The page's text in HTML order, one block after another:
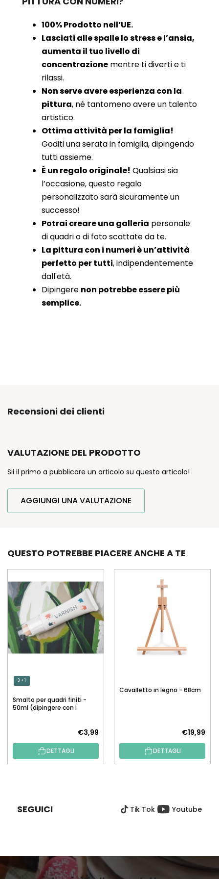
100% Prodotto nell’UE.
Lasciati alle spalle lo stress e l’ansia,
aumenta il tuo livello di
concentrazione mentre ti diverti e ti
rilassi.
Non serve avere esperienza con la
pittura, né tantomeno avere un talento
artistico.
Ottima attività per la famiglia!
Goditi una serata in famiglia, dipingendo
tutti assieme.
È un regalo originale! Qualsiasi sia
l’occasione, questo regalo
personalizzato sarà sicuramente un
successo!
Potrai creare una galleria personale
di quadri o di foto scattate da te.
La pittura con i numeri è un’attività
perfetto per tutti, indipendentemente
dall'età.
Dipingere non potrebbe essere più
semplice.
Recensioni dei clienti
VALUTAZIONE DEL PRODOTTO
Sii il primo a pubblicare un articolo su questo articolo!
AGGIUNGI UNA VALUTAZIONE
QUESTO POTREBBE PIACERE ANCHE A TE
3 + 1
Smalto per quadri finiti -
50ml (dipingere con i
€3,99
DETTAGLI
Cavalletto in legno - 68cm
€19,99
DETTAGLI
G
SEGUICI Tik Tok Youtube